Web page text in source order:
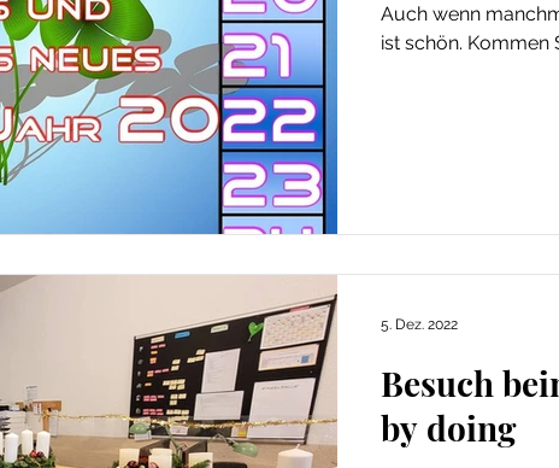
Auch wenn
ist schön. Kommen
Besuch
by doing
5. Dez. 2022